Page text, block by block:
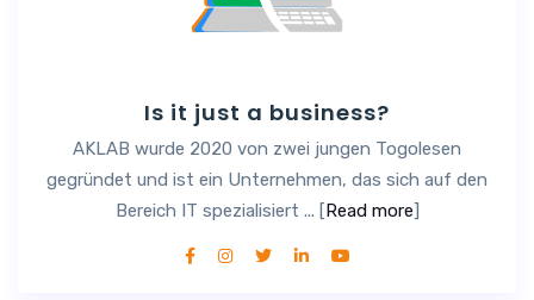
Is it just a business?
AKLAB wurde 2020 von zwei jungen Togolesen
gegründet und ist ein Unternehmen, das sich auf den
Bereich IT spezialisiert ... [Read more]